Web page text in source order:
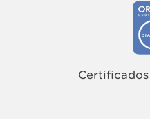
TERMOS MAIS BUSCADOS